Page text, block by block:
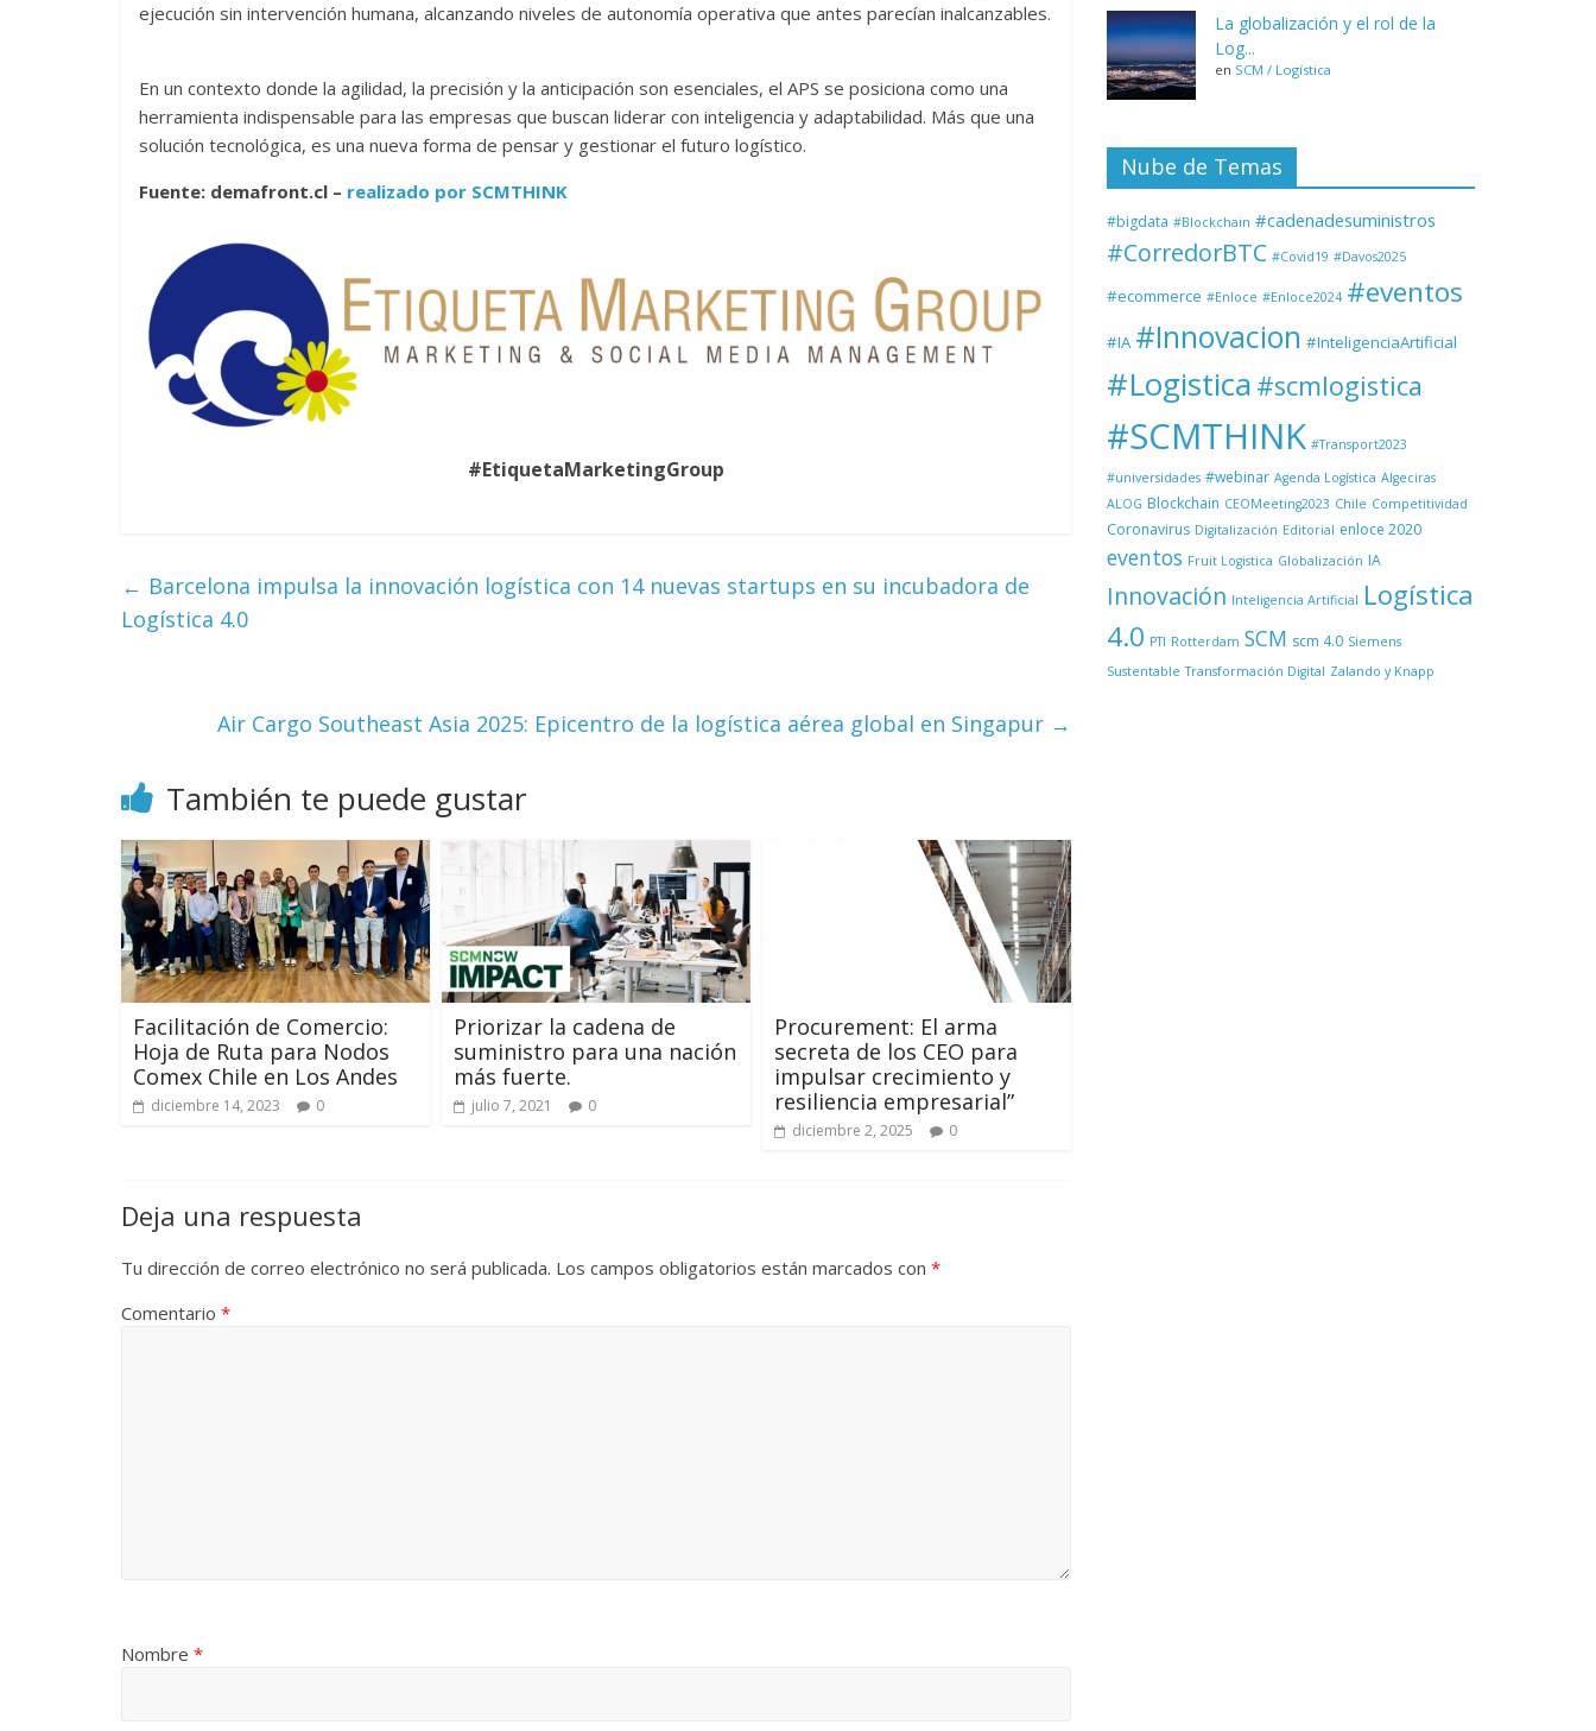
ejecución sin intervención humana, alcanzando niveles de autonomía operativa que antes parecían inalcanzables.
En un contexto donde la agilidad, la precisión y la anticipación son esenciales, el APS se posiciona como una
herramienta indispensable para las empresas que buscan liderar con inteligencia y adaptabilidad. Más que una
solución tecnológica, es una nueva forma de pensar y gestionar el futuro logístico.
Fuente: demafront.cl – realizado por SCMTHINK
#EtiquetaMarketingGroup
← Barcelona impulsa la innovación logística con 14 nuevas startups en su incubadora de
Logística 4.0
Air Cargo Southeast Asia 2025: Epicentro de la logística aérea global en Singapur →
También te puede gustar
Facilitación de Comercio:
Hoja de Ruta para Nodos
Comex Chile en Los Andes
diciembre 14, 2023 0
Priorizar la cadena de
suministro para una nación
más fuerte.
julio 7, 2021 0
Procurement: El arma
secreta de los CEO para
impulsar crecimiento y
resiliencia empresarial”
diciembre 2, 2025 0
Deja una respuesta
Tu dirección de correo electrónico no será publicada. Los campos obligatorios están marcados con *
Comentario *
Nombre *
La globalización y el rol de la
Log...
en SCM / Logística
Nube de Temas
#bigdata #Blockchain #cadenadesuministros
#CorredorBTC #Covid19 #Davos2025
#ecommerce #Enloce #Enloce2024 #eventos
#IA #Innovacion #InteligenciaArtificial
#Logistica #scmlogistica
#SCMTHINK #Transport2023
#universidades #webinar Agenda Logística Algeciras
ALOG Blockchain CEOMeeting2023 Chile Competitividad
Coronavirus Digitalización Editorial enloce 2020
eventos Fruit Logistica Globalización IA
Innovación Inteligencia Artificial Logística
4.0 PTI Rotterdam SCM scm 4.0 Siemens
Sustentable Transformación Digital Zalando y Knapp